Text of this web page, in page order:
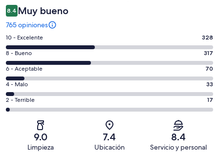
8.4 Muy bueno
765 opiniones
Puntuación
de
10,
es
decir,
Excelente.
Basada
en
opiniones
10 - Excelente 328
Puntuación
de
8,
es
decir,
Bueno.
8 - Bueno 317
Puntuación
de
6,
es
decir,
Aceptable.
6 - Aceptable 70
Puntuación
de
4,
Basada
4 - Malo 33
Puntuación
de
Terrible.
2 - Terrible 17
9.0
Limpieza
7.4
Ubicación
8.4
Servicio y personal